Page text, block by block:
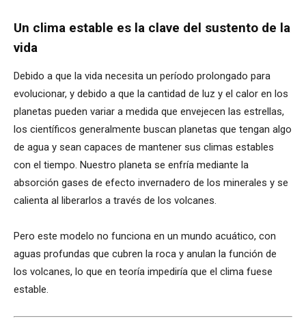
Un clima estable es la clave del sustento de la
vida
Debido a que la vida necesita un período prolongado para
evolucionar, y debido a que la cantidad de luz y el calor en los
planetas pueden variar a medida que envejecen las estrellas,
los científicos generalmente buscan planetas que tengan algo
de agua y sean capaces de mantener sus climas estables
con el tiempo. Nuestro planeta se enfría mediante la
absorción gases de efecto invernadero de los minerales y se
calienta al liberarlos a través de los volcanes.
Pero este modelo no funciona en un mundo acuático, con
aguas profundas que cubren la roca y anulan la función de
los volcanes, lo que en teoría impediría que el clima fuese
estable.